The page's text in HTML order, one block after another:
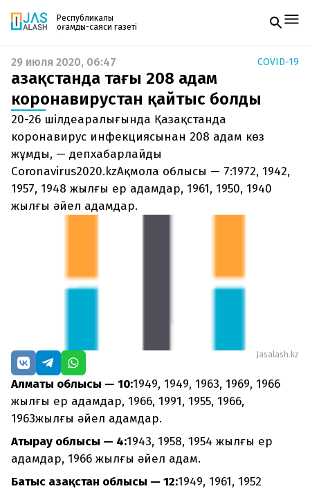
Республикалық
қоғамдық-саяси газеті
Жаңалықтар
Спорт
Live
Руханият
Аймақ
Архив
Заң және тәртіп
Редакциямен байланыс
+7 708 604 51 06
Жарнама бөлімі
+7 701 220 64 52
Газетке жазылу
PDF форматтағы газетті ай сайын электронды
поштаңызға алып отырыңыз. Жаңа нөмір
шыққан сәтте сізге бірден жіберіледі. Тек email
енгізіңіз, біз қалғанын өзіміз жібереміз.
29 июля 2020, 06:47 COVID-19
Қазақстанда тағы 208 адам
коронавирустан қайтыс болды
20-26 шілдеаралығында Қазақстанда
коронавирус инфекциясынан 208 адам көз
жұмды, — депхабарлайды
Coronavirus2020.kzАқмола облысы — 7:1972, 1942,
1957, 1948 жылғы ер адамдар, 1961, 1950, 1940
жылғы әйел адамдар.
Jasalash.kz
Алматы облысы — 10:1949, 1949, 1963, 1969, 1966
жылғы ер адамдар, 1966, 1991, 1955, 1966,
1963жылғы әйел адамдар.
Атырау облысы — 4:1943, 1958, 1954 жылғы ер
адамдар, 1966 жылғы әйел адам.
Батыс Қазақстан облысы — 12:1949, 1961, 1952